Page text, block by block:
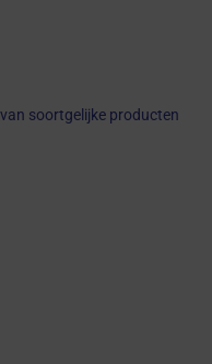
van soortgelijke producten